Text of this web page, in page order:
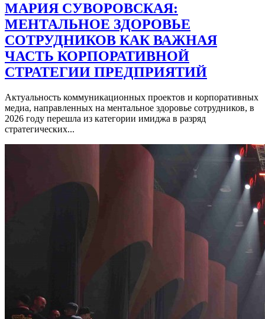
МАРИЯ СУВОРОВСКАЯ:
МЕНТАЛЬНОЕ ЗДОРОВЬЕ
СОТРУДНИКОВ КАК ВАЖНАЯ
ЧАСТЬ КОРПОРАТИВНОЙ
СТРАТЕГИИ ПРЕДПРИЯТИЙ
Актуальность коммуникационных проектов и корпоративных
медиа, направленных на ментальное здоровье сотрудников, в
2026 году перешла из категории имиджа в разряд
стратегических...